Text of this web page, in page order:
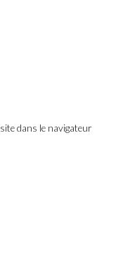
dans le navigateur